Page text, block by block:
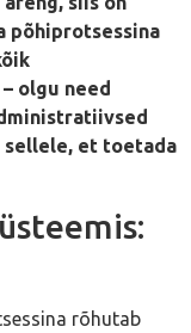
põhiprotsessina
olgu need
sellele, et toetada
rõhutab